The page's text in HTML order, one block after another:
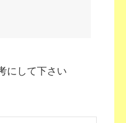
にして下さい